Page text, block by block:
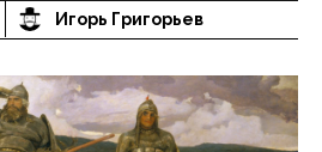
Игорь Григорьев